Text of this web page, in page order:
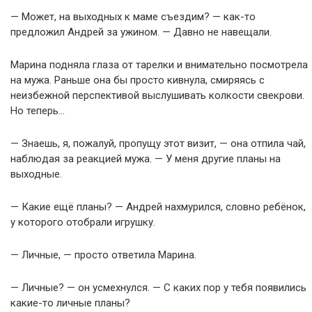
— Может, на выходных к маме съездим? — как-то
предложил Андрей за ужином. — Давно не навещали.
Марина подняла глаза от тарелки и внимательно посмотрела
на мужа. Раньше она бы просто кивнула, смиряясь с
неизбежной перспективой выслушивать колкости свекрови.
Но теперь…
— Знаешь, я, пожалуй, пропущу этот визит, — она отпила чай,
наблюдая за реакцией мужа. — У меня другие планы на
выходные.
— Какие ещё планы? — Андрей нахмурился, словно ребёнок,
у которого отобрали игрушку.
— Личные, — просто ответила Марина.
— Личные? — он усмехнулся. — С каких пор у тебя появились
какие-то личные планы?